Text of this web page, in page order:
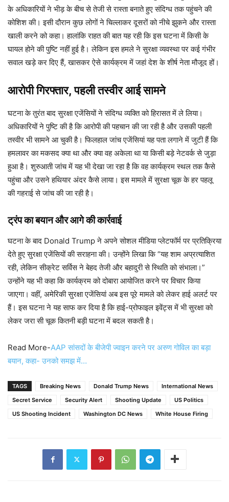
के अधिकारियों ने भीड़ के बीच से तेजी से रास्ता बनाते हुए संदिग्ध तक पहुंचने की
कोशिश की। इसी दौरान कुछ लोगों ने चिल्लाकर दूसरों को नीचे झुकने और रास्ता
खाली करने को कहा। हालांकि राहत की बात यह रही कि इस घटना में किसी के
घायल होने की पुष्टि नहीं हुई है। लेकिन इस हमले ने सुरक्षा व्यवस्था पर कई गंभीर
सवाल खड़े कर दिए हैं, खासकर ऐसे कार्यक्रम में जहां देश के शीर्ष नेता मौजूद हों।
आरोपी गिरफ्तार, पहली तस्वीर आई सामने
घटना के तुरंत बाद सुरक्षा एजेंसियों ने संदिग्ध व्यक्ति को हिरासत में ले लिया।
अधिकारियों ने पुष्टि की है कि आरोपी की पहचान की जा रही है और उसकी पहली
तस्वीर भी सामने आ चुकी है। फिलहाल जांच एजेंसियां यह पता लगाने में जुटी हैं कि
हमलावर का मकसद क्या था और क्या वह अकेला था या किसी बड़े नेटवर्क से जुड़ा
हुआ है। शुरुआती जांच में यह भी देखा जा रहा है कि वह कार्यक्रम स्थल तक कैसे
पहुंचा और उसने हथियार अंदर कैसे लाया। इस मामले में सुरक्षा चूक के हर पहलू
की गहराई से जांच की जा रही है।
ट्रंप का बयान और आगे की कार्रवाई
घटना के बाद Donald Trump ने अपने सोशल मीडिया प्लेटफॉर्म पर प्रतिक्रिया
देते हुए सुरक्षा एजेंसियों की सराहना की। उन्होंने लिखा कि “यह शाम अप्रत्याशित
रही, लेकिन सीक्रेट सर्विस ने बेहद तेजी और बहादुरी से स्थिति को संभाला।”
उन्होंने यह भी कहा कि कार्यक्रम को दोबारा आयोजित करने पर विचार किया
जाएगा। वहीं, अमेरिकी सुरक्षा एजेंसियां अब इस पूरे मामले को लेकर हाई अलर्ट पर
हैं। इस घटना ने यह साफ कर दिया है कि हाई-प्रोफाइल इवेंट्स में भी सुरक्षा को
लेकर जरा सी चूक कितनी बड़ी घटना में बदल सकती है।
Read More-AAP सांसदों के बीजेपी ज्वाइन करने पर अरुण गोविल का बड़ा
बयान, कहा- उनको समझ में…
TAGS Breaking News Donald Trump News
International News
Secret Service
Security Alert Shooting Update
US Politics
US Shooting Incident
Washington DC News White House Firing